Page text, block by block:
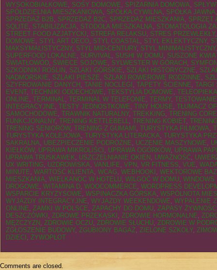
WYSOKOBIAŁKOWE, SOSY DOMOWE, SPIŻARNIA DOMOWA,
SPÓŁDZIELNIA MIESZKANIOWA, SPÓŁKA CYWILNA, SPÓŁKA JAWNA
SPRZEDAŻ B2B, SPRZEDAŻ B2C, SPRZEDAŻ MIESZKANIA, SPRZĘT
SQLITE, STABILIZACJA, STODOŁA MIESZKALNA, STOMATOLOGIA
STREET FOOD AZJATYCKI , STREFA RELAKSU, STRES PRZEWLEKŁY
DOMOWE, STYL ART DECO, STYL COASTAL, STYL EKLEKTYCZNY,
MAKSYMALISTYCZNY, STYL MID-CENTURY, STYL MINIMALISTYCZNY
SUPERFOOD LOKALNE, SURVIVAL, SUSHI W DOMU, SUSZONE
ŚWIATŁOWÓD, ŚWIECE SOJOWE, SYLWESTER W GÓRACH ,
SZKODNIKI ROŚLIN , SZLAKI GÓRSKIE, SZLAKI HISTORYCZNE,
NADMORSKIE, SZLAKI PIESZE, SZLAKI ROWEROWE RODZINNE,
SZYFROWANIE DANYCH , TANIE NOCLEGI , TAPETY ŚCIENNE, TARGI
EVENT, TECHNIKI ODDECHOWE, TEKSTYLIA DOMOWE, TELEOPIEKA
ONLINE, TERMINAL, TERMINAL W TELEFONIE, TERMY,
INTEGRACYJNE, TESTY JEDNOSTKOWE, TINY HOUSE, TŁUMACZ
SAMOCHODOWE, TRAWNIK NATURALNY, TREKKING, TRENING CORE
FUNKCJONALNY, TRENING KETTLEBELL, TRENING KOBIET,
TRENING SENIORÓW, TRENING Z GUMAMI , TURYSTYKA FILMOWA,
TURYSTYKA KOLEJOWA, TURYSTYKA LITERACKA, TURYSTYKA
SAKRALNA, UBEZPIECZENIE PODRÓŻNE, UCZENIE MASZYNOWE,
KIEŁKÓW, UPRAWA MIKROLIŚCI , UPRAWA OGÓRKÓW, UPRAWA
UPRAWA TRUSKAWEK, USZCZELNIANIE OKIEN , UWAŻNOŚĆ,
UX WRITING, UZDROWISKA, VANLIFE, VPN , VR FITNESS, VUE,
MINUTE, WARTOŚĆ KLIENTA, WCAG, WEBHOOKI , WEKTOROWE
MIESZKANIA, WIELKANOC W HOTELU, WILGOĆ W DOMU, WINDOWS
DROGOWE, WITAMINA D, WOOCOMMERCE, WORDPRESS
WSPARCIE KRYZYSOWE, WSPINACZKA GÓRSKA, WSPÓLNOTA
WYJAZDY INTEGRACYJNE, WYJAZDY WEEKENDOWE, WYPALENIE
ONLINE, ZAMKI W POLSCE, ZAPACHY DO DOMU, ZAPASY
DESZCZÓWKI , ZDROWE PRZEKĄSKI , ZDROWIE HORMONALNE,
MĘŻCZYZN , ZDROWIE OCZU, ZDROWIE SŁUCHU, ZDROWIE W
ZGŁOSZENIE BUDOWY, ZGUBIONY BAGAŻ, ZIELONE SZKOŁY,
DZIECI , ŻYWOPŁOT
Comments are closed.